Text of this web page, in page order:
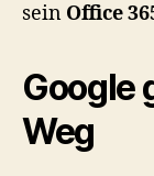
sein Office
Google
Weg